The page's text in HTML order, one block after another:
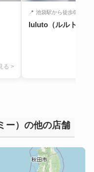
る >
📍 池袋駅から徒歩6分
luluto（ルルト）池
ー）の他の店舗